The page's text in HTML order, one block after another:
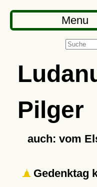
Menu
Pilger
auch: vom
Gedenktag